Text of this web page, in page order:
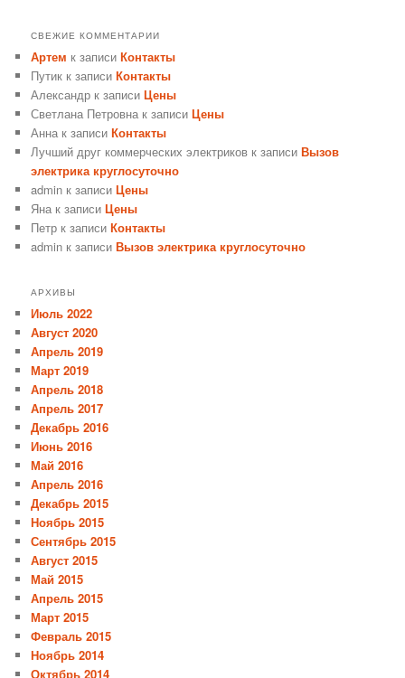
СВЕЖИЕ КОММЕНТАРИИ
Артем к записиКонтакты
Путик к записиКонтакты
Александр к записиЦены
Светлана Петровна к записиЦены
Анна к записиКонтакты
Лучший друг коммерческих электриков к записиВызов
электрика круглосуточно
admin к записиЦены
Яна к записиЦены
Петр к записиКонтакты
admin к записиВызов электрика круглосуточно
АРХИВЫ
Июль 2022
Август 2020
Апрель 2019
Март 2019
Апрель 2018
Апрель 2017
Декабрь 2016
Июнь 2016
Май 2016
Апрель 2016
Декабрь 2015
Ноябрь 2015
Сентябрь 2015
Август 2015
Май 2015
Апрель 2015
Март 2015
Февраль 2015
Ноябрь 2014
Октябрь 2014